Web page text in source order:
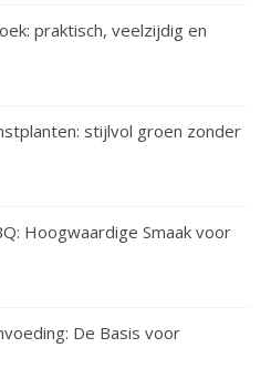
praktisch, veelzijdig en
stijlvol groen zonder
Hoogwaardige Smaak voor
De Basis voor